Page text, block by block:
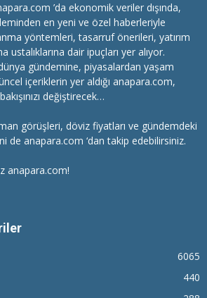
’da ekonomik veriler dışında,
en yeni ve özel haberleriyle
yöntemleri, tasarruf önerileri, yatırım
ustalıklarına dair ipuçları yer alıyor.
gündemine, piyasalardan yaşam
içeriklerin yer aldığı anapara.com,
değiştirecek…
görüşleri, döviz fiyatları ve gündemdeki
de anapara.com ‘dan takip edebilirsiniz.
anapara.com!
6065
440